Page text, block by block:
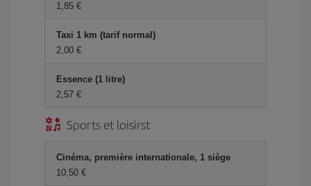
1,85 €
Taxi 1 km (tarif normal)
2,00 €
Essence (1 litre)
2,57 €
Sports et loisirst
Cinéma, première internationale, 1 siège
10,50 €